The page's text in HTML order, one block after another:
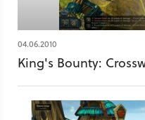
04.06.2010
King's Bounty: